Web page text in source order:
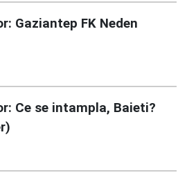
Gaziantep FK Neden
Ce se intampla, Baieti?